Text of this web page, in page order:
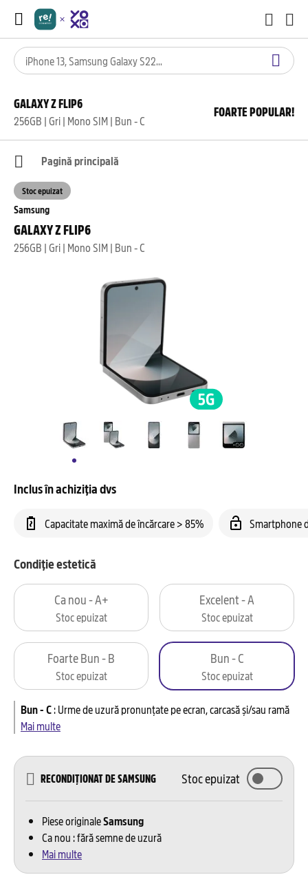
GALAXY Z FLIP6
256GB | Gri | Mono SIM | Bun - C
FOARTE POPULAR!
Pagină principală
Samsung
GALAXY Z FLIP6
256GB | Gri | Mono SIM | Bun - C
Stoc epuizat
Inclus în achiziția dvs
Capacitate maximă de încărcare > 85% Smartphone
Condiție estetică
Ca nou - A+
Stoc epuizat
Excelent - A
Stoc epuizat
Foarte Bun - B
Stoc epuizat
Bun - C
Stoc epuizat
Bun - C:Urme de uzură pronunțate pe ecran, carcasă și/sau ramă
Mai multe
RECONDIȚIONAT DE SAMSUNG Stoc epuizat
Piese originaleSamsung
Ca nou : fără semne de uzură
Mai multe